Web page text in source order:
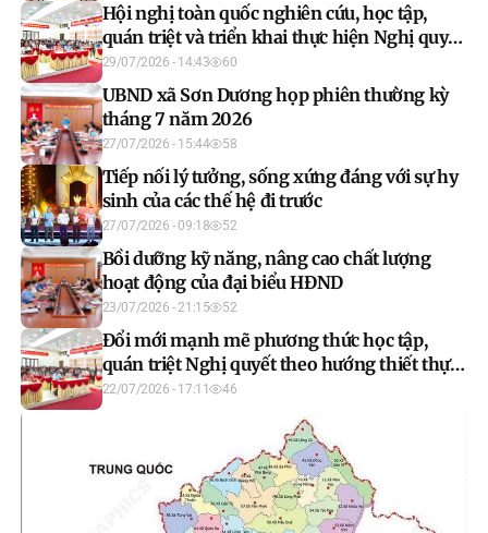
Hội nghị toàn quốc nghiên cứu, học tập,
quán triệt và triển khai thực hiện Nghị quyết
Hội nghị lần thứ ba Ban Chấp hành Trung
ương Đảng khóa XIV.
29/07/2026 - 14:43 60
UBND xã Sơn Dương họp phiên thường kỳ
tháng 7 năm 2026
27/07/2026 - 15:44 58
Tiếp nối lý tưởng, sống xứng đáng với sự hy
sinh của các thế hệ đi trước
27/07/2026 - 09:18 52
Bồi dưỡng kỹ năng, nâng cao chất lượng
hoạt động của đại biểu HĐND
23/07/2026 - 21:15 52
Đổi mới mạnh mẽ phương thức học tập,
quán triệt Nghị quyết theo hướng thiết thực,
hiệu quả
22/07/2026 - 17:11 46